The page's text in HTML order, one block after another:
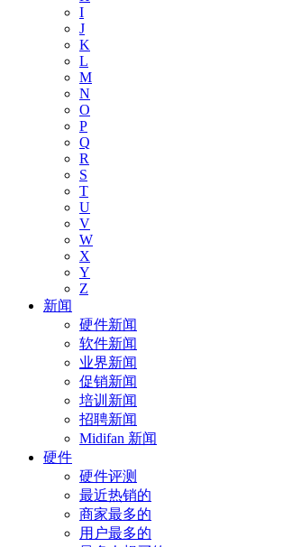
I
J
K
L
M
N
O
P
Q
R
S
T
U
V
W
X
Y
Z
新闻
硬件新闻
软件新闻
业界新闻
促销新闻
培训新闻
招聘新闻
Midifan 新闻
硬件
硬件评测
最近热销的
商家最多的
用户最多的